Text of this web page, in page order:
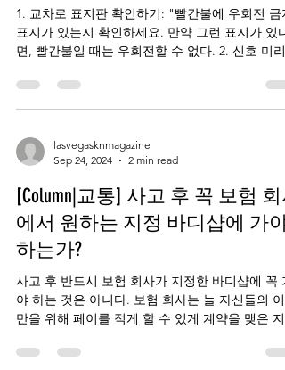
1. 교차로 표지판 확인하기: "빨간불에 우회전 금
표지가 있는지 확인하세요. 만약 그런 표지가 있다
면, 빨간불일 때는 우회전할 수 없다. 2. 신호 미리
때 신호를 미리 켜라. 이렇게...
lasvegasknmagazine
Sep 24, 2024
2 min read
[Column|교통] 사고 후 꼭 보험 회
에서 원하는 지정 바디샵에 가야
하는가?
사고 후 반드시 보험 회사가 지정한 바디샵에 꼭 가
야 하는 것은 아니다. 보험 회사는 늘 자신들의 이득
만을 위해 페이를 적게 할 수 있게 계약을 맺은 지